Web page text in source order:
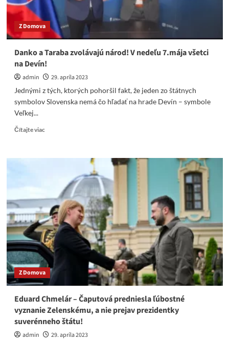
tandemu
Pavel
–
Čaputová
Z Domova
Danko a Taraba zvolávajú národ! V nedeľu 7.mája všetci
na Devín!
admin
29. apríla 2023
Jednými z tých, ktorých pohoršil fakt, že jeden zo štátnych
symbolov Slovenska nemá čo hľadať na hrade Devín – symbole
Veľkej...
Čítajte viacRead
Danko
zvolávajú
národ!
V
nedeľu
7.mája
všetci
na
Devín!
Z Domova
Eduard Chmelár – Čaputová predniesla ľúbostné
vyznanie Zelenskému, a nie prejav prezidentky
suverénneho štátu!
admin
29. apríla 2023